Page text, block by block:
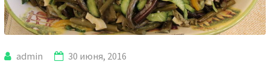
admin 30 июня, 2016